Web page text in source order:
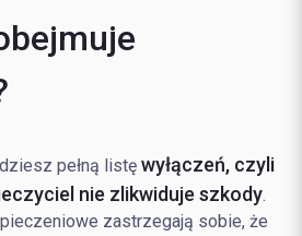
pełną listę wyłączeń, czyli
nie zlikwiduje szkody.
zastrzegają sobie, że